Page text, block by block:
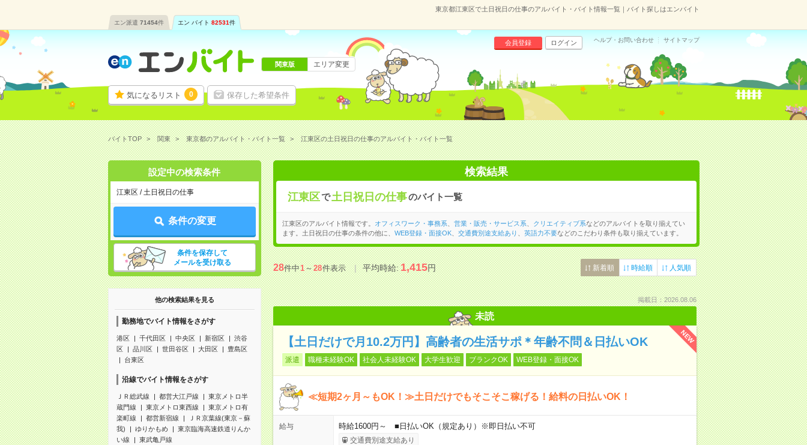
東京都江東区で土日祝日の仕事のアルバイト・バイト情報一覧｜バイト探しはエンバイト
エン派遣 71454件 エン バイト 82531件
気になるリスト 0 保存した希望条件
会員登録 ログイン ヘルプ・お問い合わせ サイトマップ
関東版 エリア変更
バイトTOP 関東 東京都のアルバイト・バイト一覧 江東区の土日祝日の仕事のアルバイト・バイト一覧
設定中の検索条件
江東区 / 土日祝日の仕事
条件の変更
条件を保存して
メールを受け取る
他の検索結果を見る
勤務地でバイト情報をさがす
港区 千代田区 中央区 新宿区
渋谷
区
品川区 世田谷区 大田区
豊島区
台東区
沿線でバイト情報をさがす
ＪＲ総武線 都営大江戸線
東京メトロ半
蔵門線
東京メトロ東西線
東京メトロ有
楽町線
都営新宿線
ＪＲ京葉線(東京－蘇
我)
ゆりかもめ
東京臨海高速鉄道りんか
い線
東武亀戸線
検索結果
江東区で 土日祝日の仕事のバイト一覧
江東区のアルバイト情報です。 オフィスワーク・事務系 営業・販売・サービス系 クリエイティブ系などのアルバイトを取り揃えてい
ます。土日祝日の仕事の条件の他に、 WEB登録・面接OK、 交通費別途支給あり 英語力不要などのこだわり条件も取り揃えています。
28件中1～28件表示 平均時給:1,415円 新着順 時給順 人気順
掲載日：2026.08.06
未読
NEW
【土日だけで月10.2万円】高齢者の生活サポ＊年齢不問＆日払いOK
派遣 職種未経験OK 社会人未経験OK 大学生歓迎 ブランクOK WEB登録・面接OK
≪短期2ヶ月～もOK！≫土日だけでもそこそこ稼げる！給料の日払いOK！
給与 時給1600円～ ■日払いOK（規定あり）※即日払い不可
交通費別途支給あり